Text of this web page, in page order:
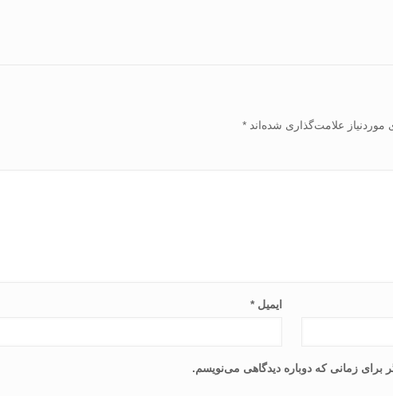
علامت‌گذاری شده‌اند*
ایمیل*
برای زمانی که دوباره دیدگاهی می‌نویسم.